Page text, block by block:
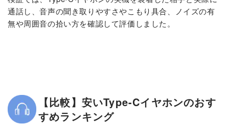
通話し、音声の聞き取りやすさやこもり具合、ノイズの有
無や周囲音の拾い方を確認して評価しました。
【比較】安いType-Cイヤホンのおす
すめランキング